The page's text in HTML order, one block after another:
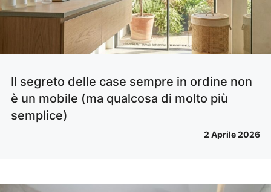
Il segreto delle case sempre in ordine non
è un mobile (ma qualcosa di molto più
semplice)
2 Aprile 2026